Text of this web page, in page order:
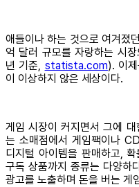
애들이나 하는 것으로 여겨졌
억 달러 규모를 자랑하는 시
년 기준, statista.com). 이
이 이상하지 않은 세상이다.
게임 시장이 커지면서 그에
는 소매점에서 게임팩이나
디지털 아이템을 판매하고,
구독 상품까지 종류는 다양하
광고를 노출하며 돈을 버는 게